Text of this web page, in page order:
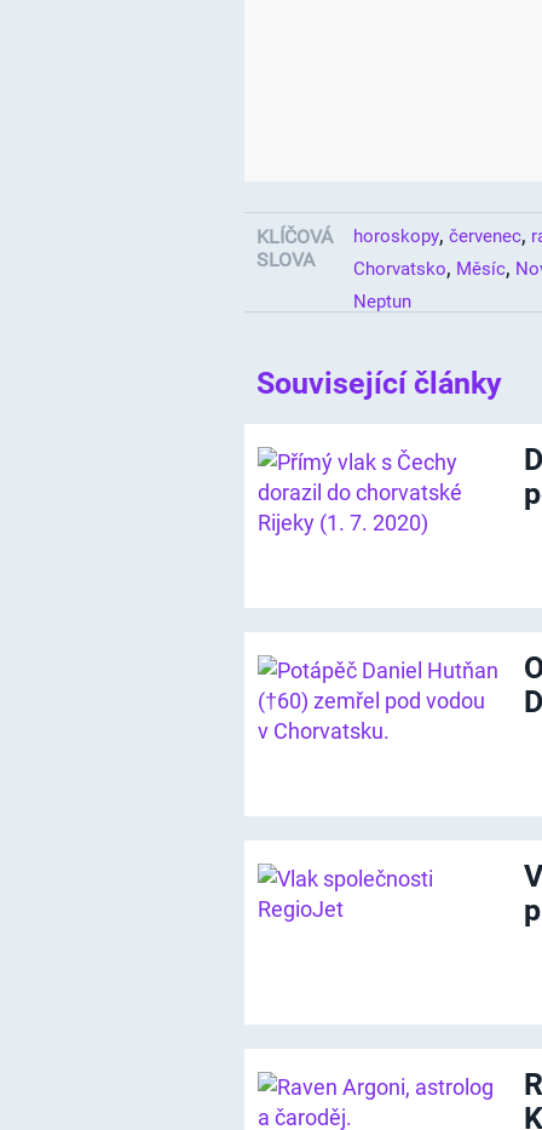
KLÍČOVÁ
SLOVA
horoskopy, červenec,
Chorvatsko, Měsíc,
Neptun
Související články